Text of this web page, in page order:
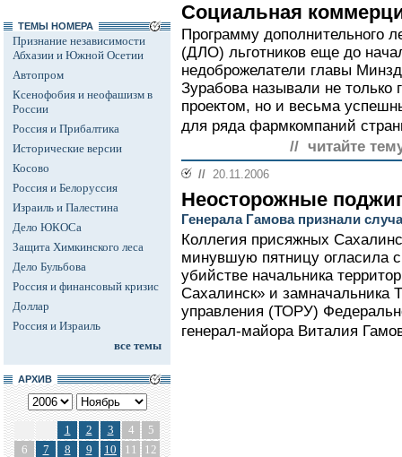
ТЕМЫ НОМЕРА
Признание независимости
Абхазии и Южной Осетии
Автопром
Ксенофобия и неофашизм в
России
Россия и Прибалтика
Исторические версии
Косово
Россия и Белоруссия
Израиль и Палестина
Дело ЮКОСа
Защита Химкинского леса
Дело Бульбова
Россия и финансовый кризис
Доллар
Россия и Израиль
все темы
АРХИВ
1 2 3 4
5
6
7 8 9 10 11
12
Социальная
Программу дополнительного
(ДЛО) льготников еще до
недоброжелатели главы
Зурабова называли не
проектом, но и весьма
для ряда фармкомпаний
// читайте
// 20.11.2006
Неосторожные
Генерала Гамова признали
Коллегия присяжных
минувшую пятницу огласила
убийстве начальника
Сахалинск» и замначальника
управления (ТОРУ)
генерал-майора Виталия